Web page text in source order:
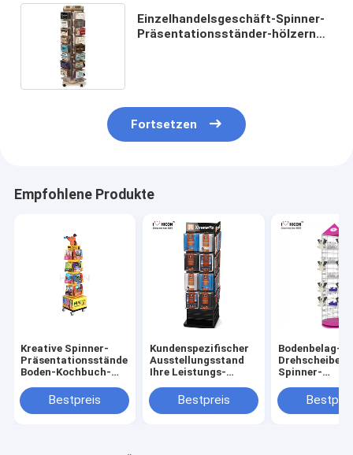
Einzelhandelsgeschäft-Spinner-
Präsentationsständer-hölzerner
Fortsetzen
Empfohlene Produkte
Kreative Spinner-
Präsentationsständer-
Boden-Kochbuch-
Ausstellungsstände
Bestpreis
Kundenspezifischer
Ausstellungsstand
Ihre Leistungs-
Spinner-Gestell-
Anzeige antreiben
Bestpreis
Bodenbelag-
Drehscheiben-
Spinner-
Metallhaken-
Spielwaren,